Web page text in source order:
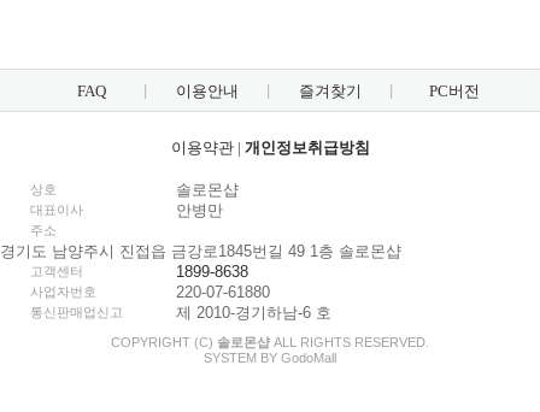
FAQ 이용안내 즐겨찾기 PC버전
이용약관| 개인정보취급방침
상호 솔로몬샵
대표이사 안병만
주소
경기도 남양주시 진접읍 금강로1845번길 49 1층 솔로몬샵
고객센터 1899-8638
사업자번호 220-07-61880
통신판매업신고 제 2010-경기하남-6 호
COPYRIGHT (C) 솔로몬샵 ALL RIGHTS RESERVED.
SYSTEM BY GodoMall